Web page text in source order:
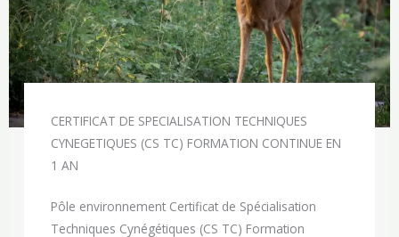
CERTIFICAT DE SPECIALISATION TECHNIQUES
CYNEGETIQUES (CS TC) FORMATION CONTINUE EN
1 AN
Pôle environnement Certificat de Spécialisation
Techniques Cynégétiques (CS TC) Formation